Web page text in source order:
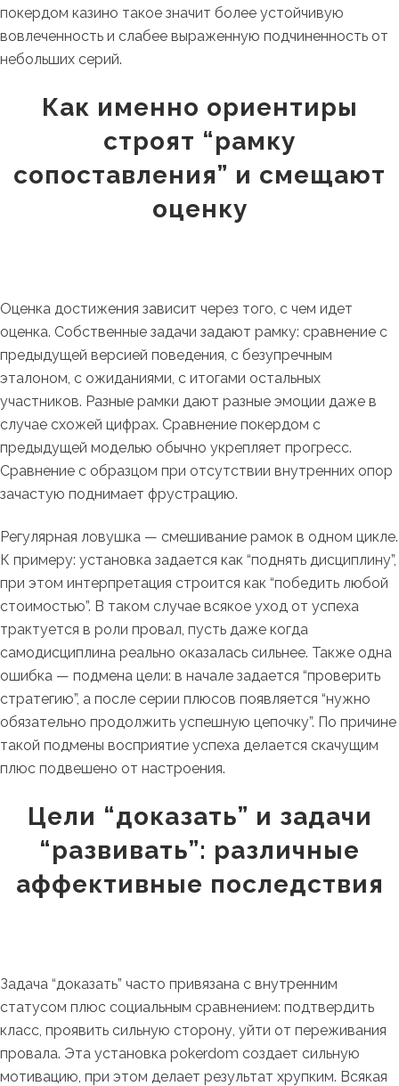
покердом казино такое значит более устойчивую
вовлеченность и слабее выраженную подчиненность от
небольших серий.
Как именно ориентиры
строят “рамку
сопоставления” и смещают
оценку
Оценка достижения зависит через того, с чем идет
оценка. Собственные задачи задают рамку: сравнение с
предыдущей версией поведения, с безупречным
эталоном, с ожиданиями, с итогами остальных
участников. Разные рамки дают разные эмоции даже в
случае схожей цифрах. Сравнение покердом с
предыдущей моделью обычно укрепляет прогресс.
Сравнение с образцом при отсутствии внутренних опор
зачастую поднимает фрустрацию.
Регулярная ловушка — смешивание рамок в одном цикле.
К примеру: установка задается как “поднять дисциплину”,
при этом интерпретация строится как “победить любой
стоимостью”. В таком случае всякое уход от успеха
трактуется в роли провал, пусть даже когда
самодисциплина реально оказалась сильнее. Также одна
ошибка — подмена цели: в начале задается “проверить
стратегию”, а после серии плюсов появляется “нужно
обязательно продолжить успешную цепочку”. По причине
такой подмены восприятие успеха делается скачущим
плюс подвешено от настроения.
Цели “доказать” и задачи
“развивать”: различные
аффективные последствия
Задача “доказать” часто привязана с внутренним
статусом плюс социальным сравнением: подтвердить
класс, проявить сильную сторону, уйти от переживания
провала. Эта установка pokerdom создает сильную
мотивацию, при этом делает результат хрупким. Всякая